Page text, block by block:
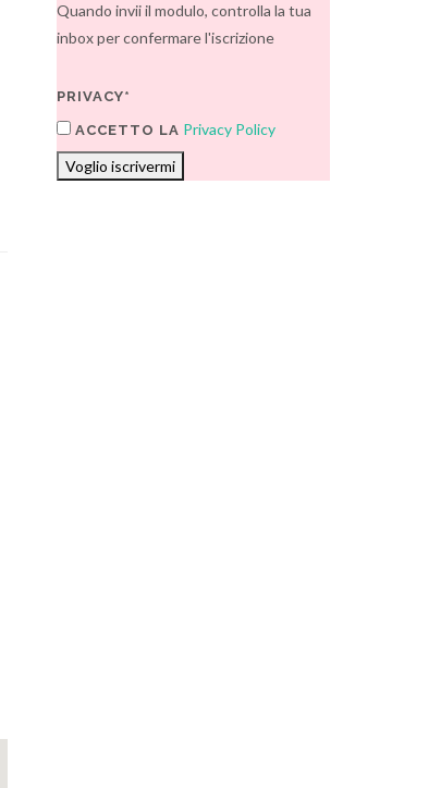
Quando invii il modulo, controlla la tua
inbox per confermare l'iscrizione
PRIVACY*
ACCETTO LA Privacy Policy
Voglio iscrivermi